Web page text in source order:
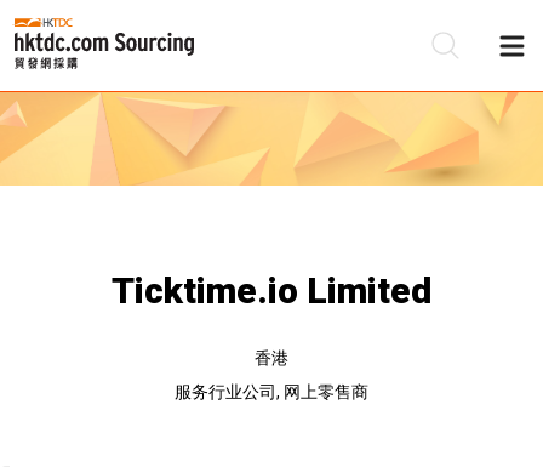
Ticktime.io Limited
香港
服务行业公司, 网上零售商